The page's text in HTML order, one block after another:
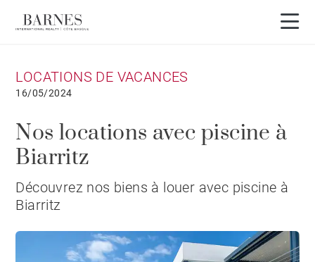
LOCATIONS DE VACANCES
16/05/2024
Nos locations avec piscine à
Biarritz
Découvrez nos biens à louer avec piscine à
Biarritz